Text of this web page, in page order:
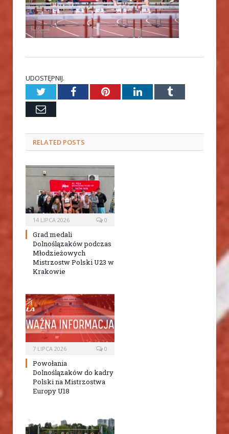
UDOSTĘPNIJ.
TwitterFacebookPinterestLinkedInTumblr
Email
RELATED POSTS
14 LIPCA 2026 0
Grad medali
Dolnoślązaków podczas
Młodzieżowych
Mistrzostw Polski U23 w
Krakowie
7 LIPCA 2026 0
Powołania
Dolnoślązaków do kadry
Polski na Mistrzostwa
Europy U18